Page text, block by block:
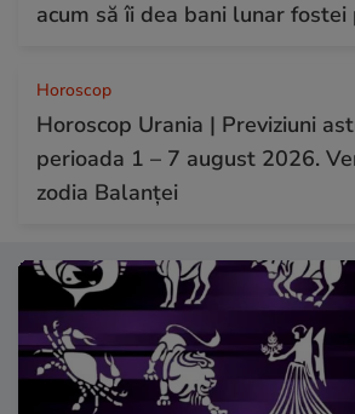
acum să îi dea bani lunar
Horoscop
Horoscop Urania | Previziuni
perioada 1 – 7 august 2026.
zodia Balanței